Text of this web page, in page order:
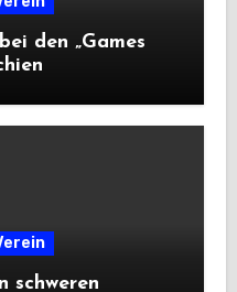
den „Games
schweren